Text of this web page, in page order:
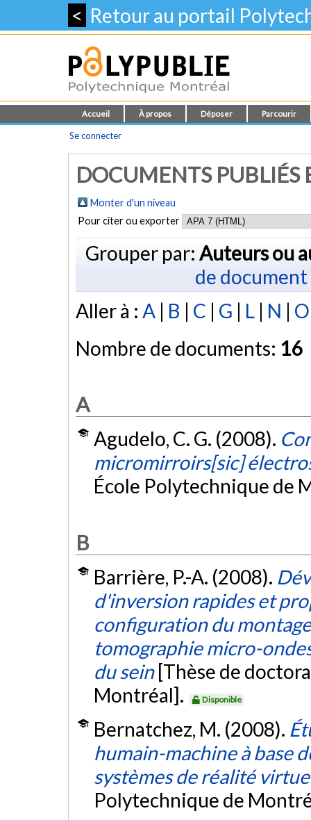
< Retour au portail
Accueil À propos Déposer Parcourir
Se connecter
DOCUMENTS PUBLIÉS
Monter d'un niveau
Pour citer ou exporter
Grouper par: Auteurs ou
de document
Aller à : A | B | C | G | L | N | O
Nombre de documents: 16
A
Agudelo, C. G. (2008).
micromirroirs[sic]
École Polytechnique de
B
Barrière, P.-A. (2008).
d'inversion rapides et
configuration du
tomographie micro-
du sein [Thèse de
Montréal].
Disponible
Bernatchez, M. (2008).
humain-machine à base
systèmes de réalité
Polytechnique de